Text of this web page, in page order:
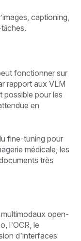
captioning,
fonctionner sur
rapport aux VLM
possible pour les
en
fine-tuning pour
médicale, les
très
open-
l’OCR, le
d’interfaces